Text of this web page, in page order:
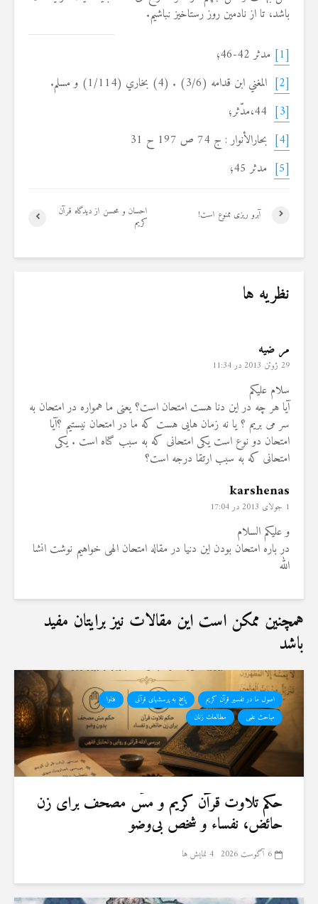
باشد، تا از نادمین روز رستاخیز نباشیم.
[1]
مدثر 42-46؛
[2]
المغني ابن قدامه (3/6) . (4) بخاري (1/114) و مسلم.
[3]
[4]
بحارالأنوار : ج 74 ص 197 ح 31
[5]
مدثر 45؛
احسان و محسن از دیدگاه قرآن
کریم
آبرو ریزی ممنوع است!
نظریه ها
مر ضیه
29 ژوئن 2013 در 11:34
سلام علیکم
آیا هر چه در این دنا هست امتحان است؟ یعنی ما همواره در امتحان به
سر می بریم ؟ یا نه زمان هایی هست که ما در امتحان نیستیم ؟آیا
امتحان دو نوع است یکی امتحانی که به سبب گناه است . یکی
امتحانی که به سبب ارتقا درجه است؟
karshenas
1 جولای 2013 در 17:04
و علیکم السلام
در باره امتحان بودن این دنیا در مقاله امتحان الهی خواهیم نوشت انشا
الله
همچنین ممکن است این مقالات نیز برایتان مفید
باشد
اصول ما در تفسیر قرآن کریم پاسخ به پرسشهای قرآنی
فتاوا
مباحث علمی
مطالعات زنان
حكم تلاوت قرآن كريم و مسّ مصحف برای زن
حائض، نفساء و شخص بی‌وضو
6 آگوست 2026 4 نمایش ها